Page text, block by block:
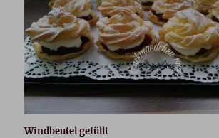
Windbeutel gefüllt